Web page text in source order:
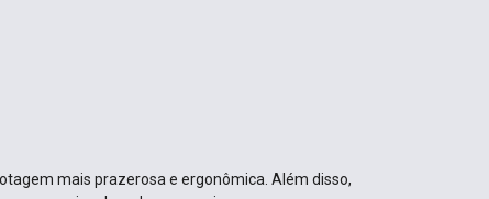
mais prazerosa e ergonômica. Além disso,